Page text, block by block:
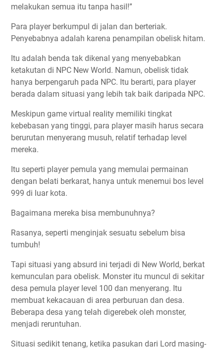
melakukan semua itu tanpa hasil!”
Para player berkumpul di jalan dan berteriak.
Penyebabnya adalah karena penampilan obelisk hitam.
Itu adalah benda tak dikenal yang menyebabkan
ketakutan di NPC New World. Namun, obelisk tidak
hanya berpengaruh pada NPC. Itu berarti, para player
berada dalam situasi yang lebih tak baik daripada NPC.
Meskipun game virtual reality memiliki tingkat
kebebasan yang tinggi, para player masih harus secara
berurutan menyerang musuh, relatif terhadap level
mereka.
Itu seperti player pemula yang memulai permainan
dengan belati berkarat, hanya untuk menemui bos level
999 di luar kota.
Bagaimana mereka bisa membunuhnya?
Rasanya, seperti menginjak sesuatu sebelum bisa
tumbuh!
Tapi situasi yang absurd ini terjadi di New World, berkat
kemunculan para obelisk. Monster itu muncul di sekitar
desa pemula player level 100 dan menyerang. Itu
membuat kekacauan di area perburuan dan desa.
Beberapa desa yang telah digerebek oleh monster,
menjadi reruntuhan.
Situasi sedikit tenang, ketika pasukan dari Lord masing-